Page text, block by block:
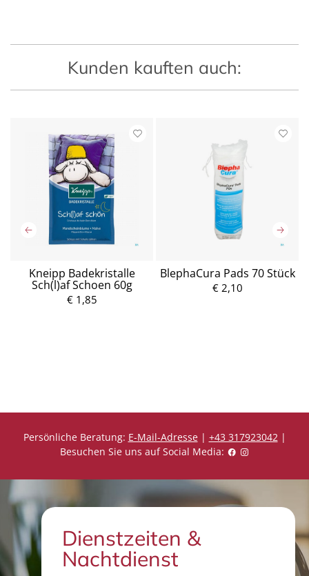
Kunden kauften auch:
Kneipp Badekristalle
Sch(l)af Schoen 60g
€ 1,85
BlephaCura Pads 70 Stück
€ 2,10
Persönliche Beratung: E-Mail-Adresse| +43 317923042|
Besuchen Sie uns auf Social Media:
Dienstzeiten &
Nachtdienst